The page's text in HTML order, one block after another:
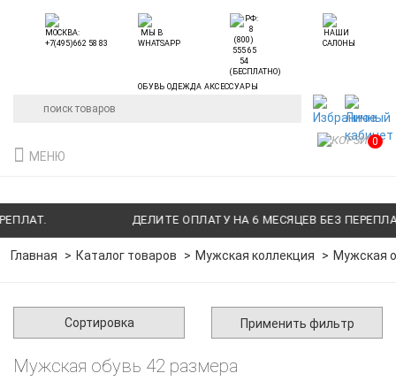
ДЕЛИТЕ ОПЛАТУ НА 6 МЕСЯЦЕВ БЕЗ ПЕРЕПЛАТ.
ОБУВЬ ОДЕЖДА АКСЕССУАРЫ
МЕНЮ
0
Главная Каталог товаров Мужская коллекция Мужская
Сортировка Применить фильтр
Мужская обувь 42 размера